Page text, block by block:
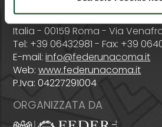
Italia - 00159 Roma - Via
Tel: +39 06432981 - Fax: +39
E-mail:info@federunacoma.it
Web:www.federunacoma.it
P.Iva: 04227291004
ORGANIZZATA DA